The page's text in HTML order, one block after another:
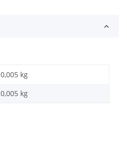
0,005 kg
0,005 kg